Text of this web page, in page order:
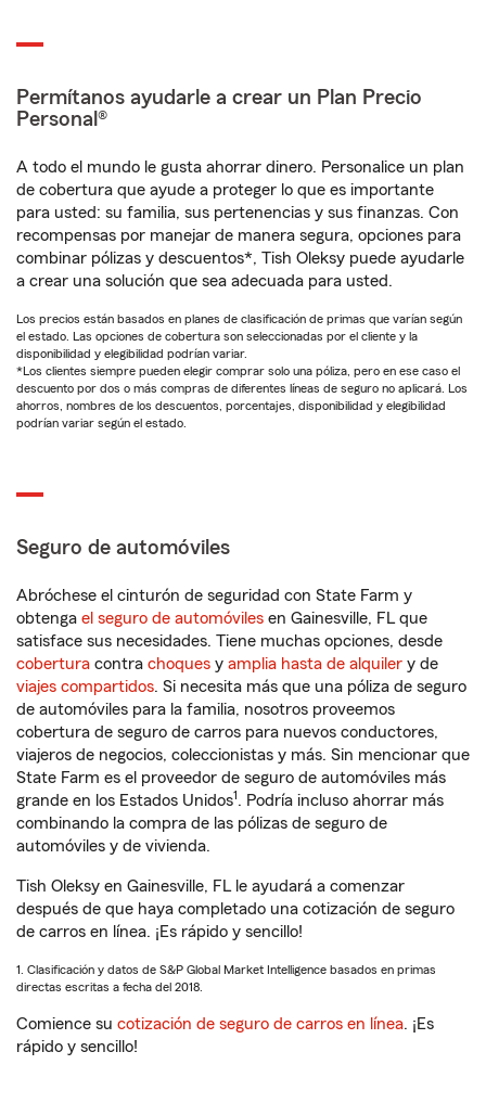
Permítanos ayudarle a crear un Plan Precio
Personal®
A todo el mundo le gusta ahorrar dinero. Personalice un plan
de cobertura que ayude a proteger lo que es importante
para usted: su familia, sus pertenencias y sus finanzas. Con
recompensas por manejar de manera segura, opciones para
combinar pólizas y descuentos*, Tish Oleksy puede ayudarle
a crear una solución que sea adecuada para usted.
Los precios están basados en planes de clasificación de primas que varían según
el estado. Las opciones de cobertura son seleccionadas por el cliente y la
disponibilidad y elegibilidad podrían variar.
*Los clientes siempre pueden elegir comprar solo una póliza, pero en ese caso el
descuento por dos o más compras de diferentes líneas de seguro no aplicará. Los
ahorros, nombres de los descuentos, porcentajes, disponibilidad y elegibilidad
podrían variar según el estado.
Seguro de automóviles
Abróchese el cinturón de seguridad con State Farm y
obtenga el seguro de automóviles en Gainesville, FL que
satisface sus necesidades. Tiene muchas opciones, desde
cobertura contra choques y amplia hasta de alquiler y de
viajes compartidos. Si necesita más que una póliza de seguro
de automóviles para la familia, nosotros proveemos
cobertura de seguro de carros para nuevos conductores,
viajeros de negocios, coleccionistas y más. Sin mencionar que
State Farm es el proveedor de seguro de automóviles más
grande en los Estados Unidos1 . Podría incluso ahorrar más
combinando la compra de las pólizas de seguro de
automóviles y de vivienda.
Tish Oleksy en Gainesville, FL le ayudará a comenzar
después de que haya completado una cotización de seguro
de carros en línea. ¡Es rápido y sencillo!
1. Clasificación y datos de S&P Global Market Intelligence basados en primas
directas escritas a fecha del 2018.
Comience su cotización de seguro de carros en línea. ¡Es
rápido y sencillo!